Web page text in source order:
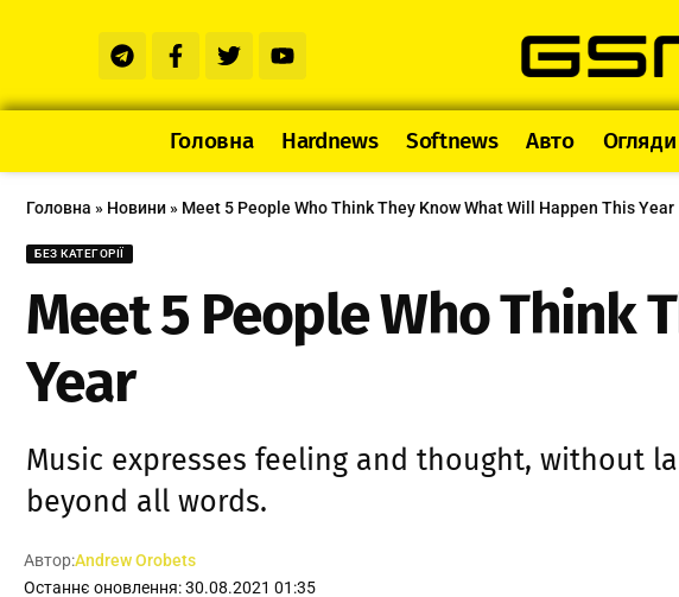
Головна Hardnews Softnews Авто Огляди
Головна » Новини» Meet 5 People Who Think They Know What Will Happen This Year
БЕЗ КАТЕГОРІЇ
Meet 5 People Who Think
Year
Music expresses feeling and thought, without
beyond all words.
Останнє оновлення: 30.08.2021 01:35
Автор:Andrew Orobets